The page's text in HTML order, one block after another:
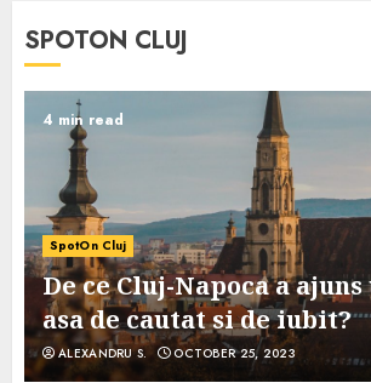
SPOTON CLUJ
4 min read
SpotOn Cluj
De ce Cluj-Napoca a
asa de cautat si de iubit?
ALEXANDRU S. OCTOBER 25, 2023